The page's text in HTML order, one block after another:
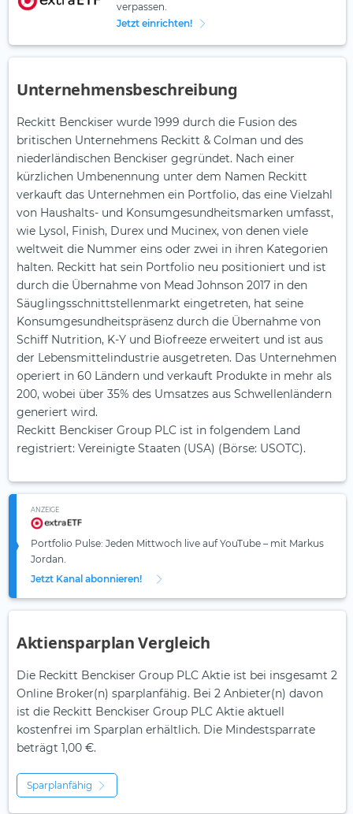
verpassen.
Jetzt einrichten!
Unternehmensbeschreibung
Reckitt Benckiser wurde 1999 durch die Fusion des
britischen Unternehmens Reckitt & Colman und des
niederländischen Benckiser gegründet. Nach einer
kürzlichen Umbenennung unter dem Namen Reckitt
verkauft das Unternehmen ein Portfolio, das eine Vielzahl
von Haushalts- und Konsumgesundheitsmarken umfasst,
wie Lysol, Finish, Durex und Mucinex, von denen viele
weltweit die Nummer eins oder zwei in ihren Kategorien
halten. Reckitt hat sein Portfolio neu positioniert und ist
durch die Übernahme von Mead Johnson 2017 in den
Säuglingsschnittstellenmarkt eingetreten, hat seine
Konsumgesundheitspräsenz durch die Übernahme von
Schiff Nutrition, K-Y und Biofreeze erweitert und ist aus
der Lebensmittelindustrie ausgetreten. Das Unternehmen
operiert in 60 Ländern und verkauft Produkte in mehr als
200, wobei über 35% des Umsatzes aus Schwellenländern
generiert wird.
Reckitt Benckiser Group PLC ist in folgendem Land
registriert: Vereinigte Staaten (USA) (Börse: USOTC).
ANZEIGE
Portfolio Pulse: Jeden Mittwoch live auf YouTube – mit Markus
Jordan.
Jetzt Kanal abonnieren!
Aktiensparplan Vergleich
Die Reckitt Benckiser Group PLC Aktie ist bei insgesamt 2
Online Broker(n) sparplanfähig. Bei 2 Anbieter(n) davon
ist die Reckitt Benckiser Group PLC Aktie aktuell
kostenfrei im Sparplan erhältlich. Die Mindestsparrate
beträgt 1,00 €.
Sparplanfähig